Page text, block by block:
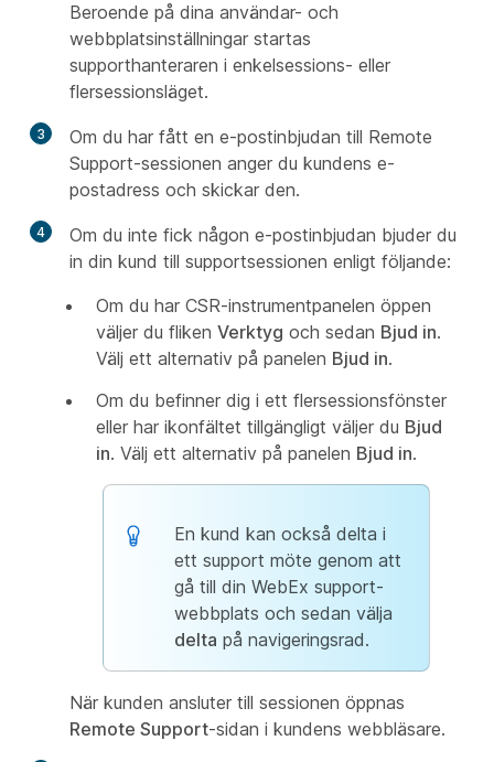
Beroende på dina användar- och
webbplatsinställningar startas
supporthanteraren i enkelsessions- eller
flersessionsläget.
3
Om du har fått en e-postinbjudan till Remote
Support-sessionen anger du kundens e-
postadress och skickar den.
4
Om du inte fick någon e-postinbjudan bjuder du
in din kund till supportsessionen enligt följande:
Om du har CSR-instrumentpanelen öppen
väljer du fliken Verktyg och sedan Bjud in.
Välj ett alternativ på panelen Bjud in.
Om du befinner dig i ett flersessionsfönster
eller har ikonfältet tillgängligt väljer du Bjud
in. Välj ett alternativ på panelen Bjud in.
En kund kan också delta i
ett support möte genom att
gå till din WebEx support-
webbplats och sedan välja
delta på navigeringsrad.
När kunden ansluter till sessionen öppnas
Remote Support-sidan i kundens webbläsare.